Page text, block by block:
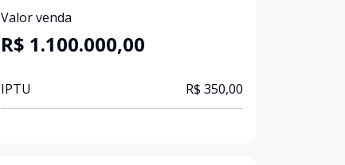
Valor venda
R$ 1.100.000,00
IPTU R$ 350,00